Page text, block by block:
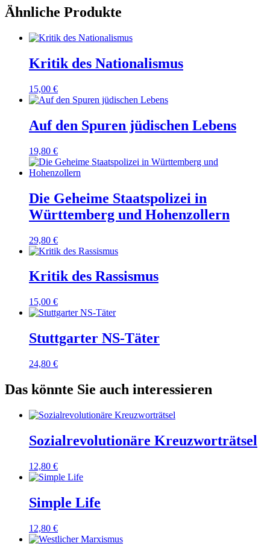
Ähnliche Produkte
Kritik des Nationalismus
15,00 €
Auf den Spuren jüdischen Lebens
19,80 €
Die Geheime Staatspolizei in
Württemberg und Hohenzollern
29,80 €
Kritik des Rassismus
15,00 €
Stuttgarter NS-Täter
24,80 €
Das könnte Sie auch interessieren
Sozialrevolutionäre Kreuzworträtsel
12,80 €
Simple Life
12,80 €